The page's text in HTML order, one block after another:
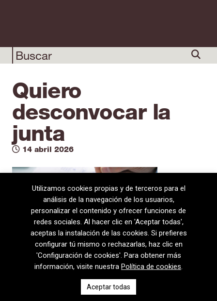
Quiero
desconvocar la
junta
14 abril 2026
08720 Vilafranca del Penedès · General Prim 5, 2n · Barcelona
+34 938 170 417 · F+34 938 170 301
Utilizamos cookies propias y de terceros para el
análisis de la navegación de los usuarios,
personalizar el contenido y ofrecer funciones de
redes sociales. Al hacer clic en 'Aceptar todas',
aceptas la instalación de las cookies. Si prefieres
configurar tú mismo o rechazarlas, haz clic en
'Configuración de cookies'. Para obtener más
información, visite nuestra Política de cookies.
Aceptar todas